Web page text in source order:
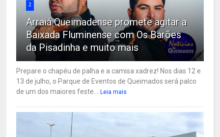
2
Arraiá Queimadense promete agitar a
Baixada Fluminense com Os Barões
da Pisadinha e muito mais
Prepare o chapéu de palha e a camisa xadrez! Nos dias 12 e
13 de julho, o Parque de Eventos de Queimados será palco
de um dos maiores feste...
Leia mais